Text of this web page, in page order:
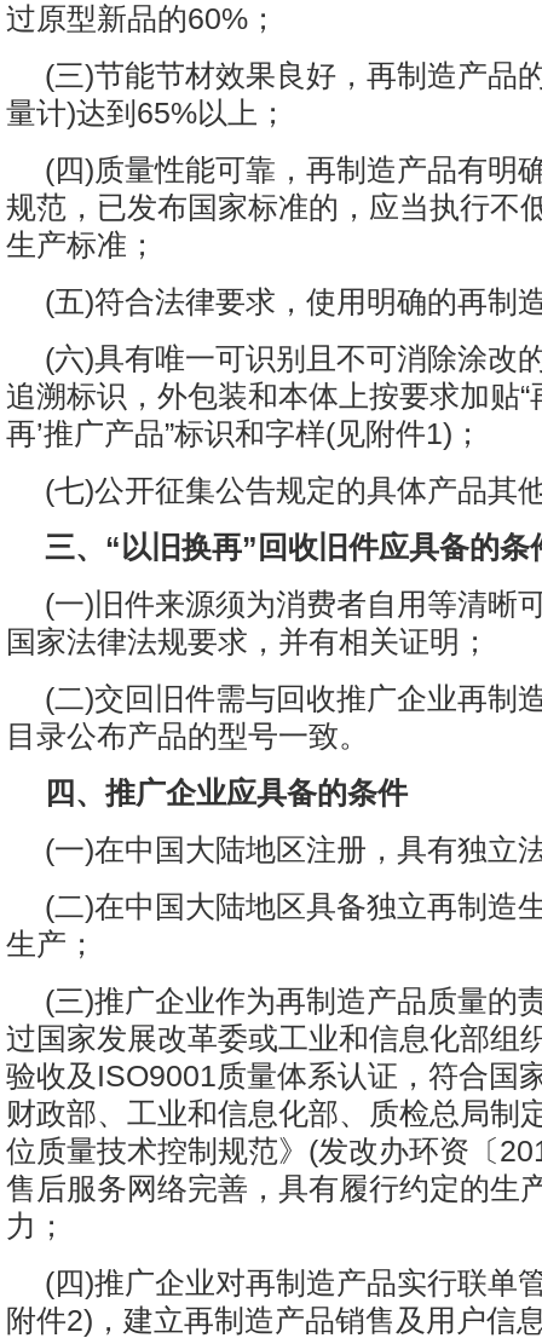
过原型新品的60%；
(三)节能节材效果良好，再制造产品
量计)达到65%以上；
(四)质量性能可靠，再制造产品有明
规范，已发布国家标准的，应当执行不
生产标准；
(五)符合法律要求，使用明确的再制
(六)具有唯一可识别且不可消除涂改
追溯标识，外包装和本体上按要求加贴“
再’推广产品”标识和字样(见附件1)；
(七)公开征集公告规定的具体产品其
三、“以旧换再”回收旧件应具备的条
(一)旧件来源须为消费者自用等清晰
国家法律法规要求，并有相关证明；
(二)交回旧件需与回收推广企业再制
目录公布产品的型号一致。
四、推广企业应具备的条件
(一)在中国大陆地区注册，具有独立
(二)在中国大陆地区具备独立再制造
生产；
(三)推广企业作为再制造产品质量的
过国家发展改革委或工业和信息化部组
验收及ISO9001质量体系认证，符合国
财政部、工业和信息化部、质检总局制
位质量技术控制规范》(发改办环资〔
售后服务网络完善，具有履行约定的生
力；
(四)推广企业对再制造产品实行联单
附件2)，建立再制造产品销售及用户信